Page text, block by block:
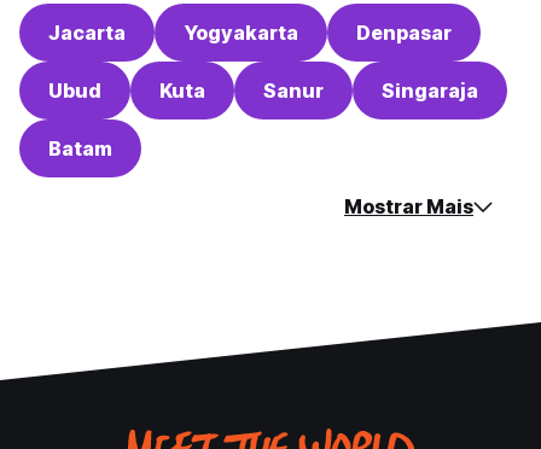
Jacarta Yogyakarta Denpasar
Ubud Kuta Sanur Singaraja
Batam
Mostrar Mais